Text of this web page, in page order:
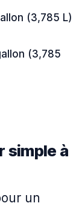
(3,785 L)
(3,785
simple à
un